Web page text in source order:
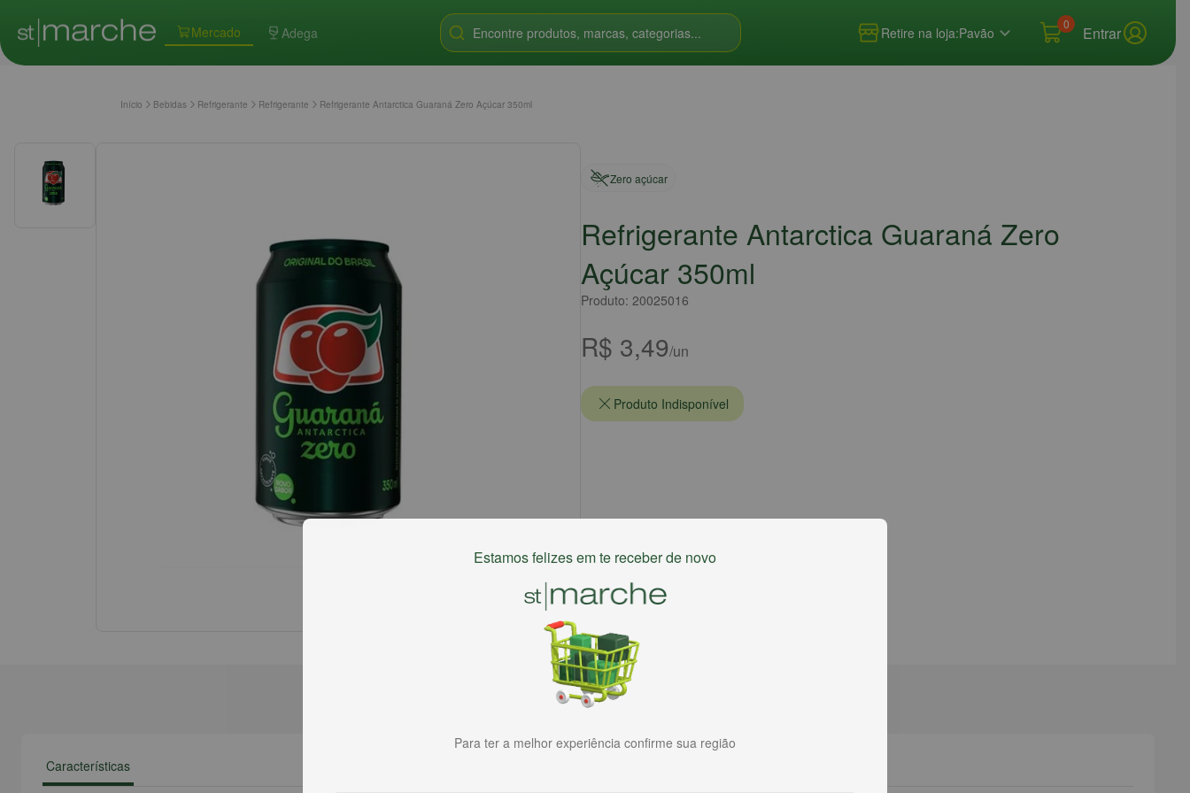
Mercado Adega Encontre produtos, marcas, categorias... Retire na loja:Pavão
0 Entrar
Início Bebidas Refrigerante Refrigerante Refrigerante Antarctica Guaraná Zero Açúcar 350ml
Zero açúcar
Refrigerante Antarctica Guaraná Zero
Açúcar 350ml
Produto: 20025016
R$ 3,49/un
Produto Indisponível
Características
Estamos felizes em te receber de novo
Para ter a melhor experiência confirme sua região